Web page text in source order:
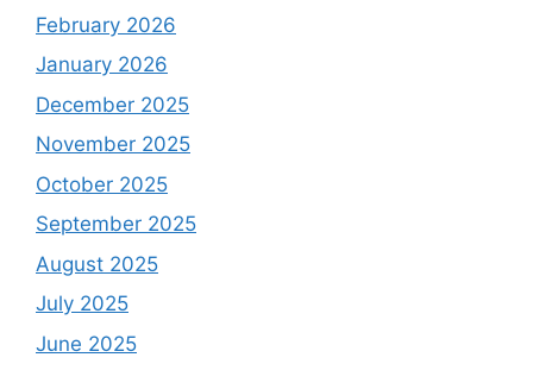
February 2026
January 2026
December 2025
November 2025
October 2025
September 2025
August 2025
July 2025
June 2025